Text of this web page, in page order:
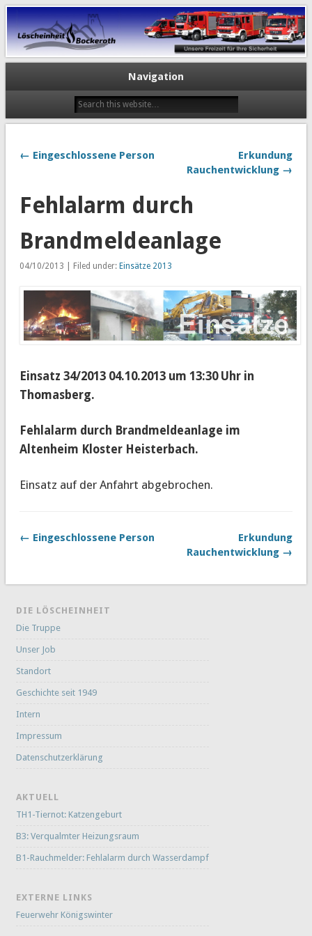
Navigation
← Eingeschlossene Person
Erkundung
Rauchentwicklung →
Fehlalarm durch
Brandmeldeanlage
04/10/2013 | Filed under: Einsätze 2013
Einsatz 34/2013 04.10.2013 um 13:30 Uhr in
Thomasberg.
Fehlalarm durch Brandmeldeanlage im
Altenheim Kloster Heisterbach.
Einsatz auf der Anfahrt abgebrochen.
← Eingeschlossene Person
Erkundung
Rauchentwicklung →
DIE LÖSCHEINHEIT
Die Truppe
Unser Job
Standort
Geschichte seit 1949
Intern
Impressum
Datenschutzerklärung
AKTUELL
TH1-Tiernot: Katzengeburt
B3: Verqualmter Heizungsraum
B1-Rauchmelder: Fehlalarm durch Wasserdampf
EXTERNE LINKS
Feuerwehr Königswinter